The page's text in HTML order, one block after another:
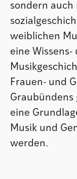
sondern auch
weiblichen
eine
Frauen- und
Graubündens
eine
Musik und
werden.